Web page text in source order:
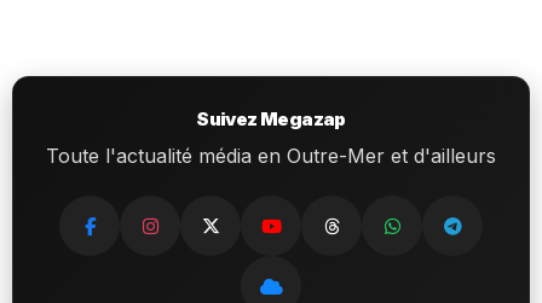
Suivez Megazap
Toute l'actualité média en Outre-Mer et d'ailleurs